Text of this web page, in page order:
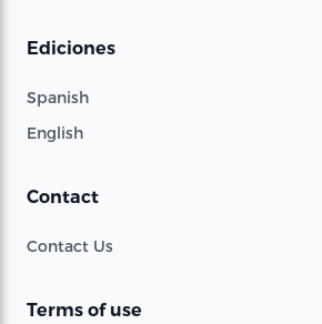
Ediciones
Spanish
English
Contact
Contact Us
Terms of use